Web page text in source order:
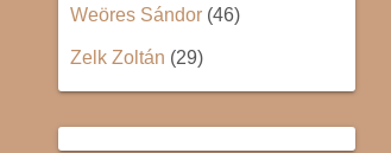
Weöres Sándor (46)
Zelk Zoltán (29)